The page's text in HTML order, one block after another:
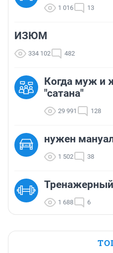
1 016 13
ИЗЮМ
334 102 482
Когда муж и
"сатана"
29 991 128
нужен
1 502 38
1 688 6